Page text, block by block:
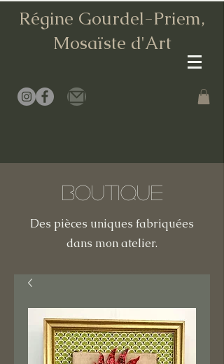
Régine Gourdel-Priem,
Mosaïste d'Art
Boutique
Des pièces uniques fabriquées
dans mon atelier.